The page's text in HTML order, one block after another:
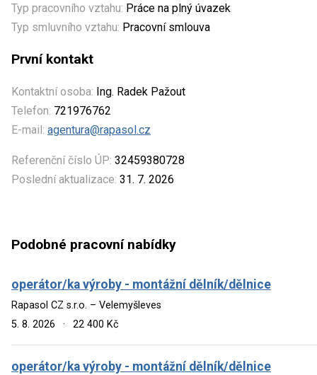
Typ pracovního vztahu: Práce na plný úvazek
Typ smluvního vztahu: Pracovní smlouva
První kontakt
Kontaktní osoba: Ing. Radek Pažout
Telefon: 721976762
E-mail: agentura@rapasol.cz
Referenční číslo ÚP: 32459380728
Poslední aktualizace: 31. 7. 2026
Podobné pracovní nabídky
operátor/ka výroby - montážní dělník/dělnice
Rapasol CZ s.r.o. – Velemyšleves
5. 8. 2026
· 22 400 Kč
operátor/ka výroby - montážní dělník/dělnice